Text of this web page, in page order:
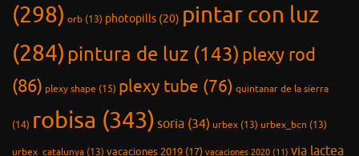
(86) plexy shape(15)plexy tube(76) quintanar de la sierra
(14) robisa(343)soria(34) urbex (13) urbex_bcn(13)
urbex_catalunya (13) vacaciones 2019(17) vacaciones 2020 (11)
via lactea